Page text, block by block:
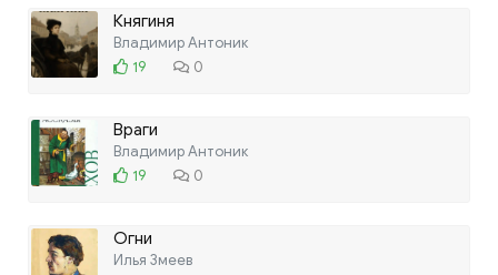
Княгиня
Владимир Антоник
19
0
Враги
Владимир Антоник
19
0
Огни
Илья Змеев